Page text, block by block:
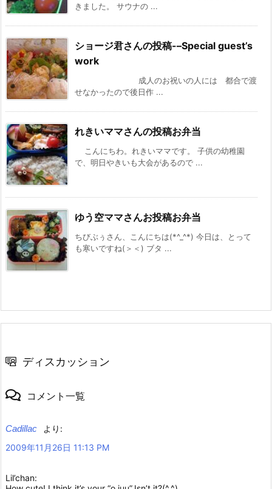
きました。 サウナの ...
ショージ君さんの投稿-–Special guest’s
work
成人のお祝いの人には 都合で渡
せなかったので後日作 ...
れきいママさんの投稿お弁当
こんにちわ。れきいママです。 子供の幼稚園
で、明日やきいも大会があるので ...
ゆう空ママさんお投稿お弁当
ちびぶぅさん、こんにちは(*^_^*) 今日は、とって
も寒いですね(＞＜) ブタ ...
ディスカッション
コメント一覧
Cadillac
より:
2009年11月26日 11:13 PM
Lil’chan: